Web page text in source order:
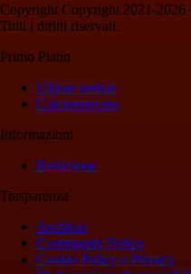
Copyright Copyright 2021-
Tutti i diritti riservati.
Primo Piano
Ultime notizie
Calciomercato
Informazioni
Redazione
Trasparenza
Archivio
Community Policy
Cookie Policy e Privacy